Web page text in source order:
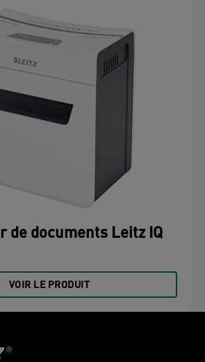
de documents Leitz IQ
VOIR LE PRODUIT